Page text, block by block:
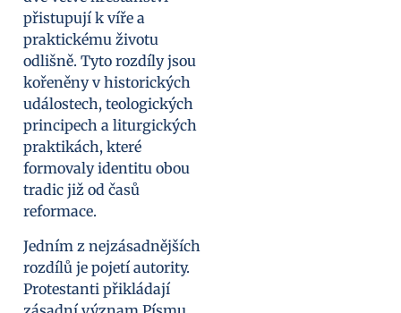
přistupují k víře a
praktickému životu
odlišně. Tyto rozdíly jsou
kořeněny v historických
událostech, teologických
principech a liturgických
praktikách, které
formovaly identitu obou
tradic již od časů
reformace.
Jedním z nejzásadnějších
rozdílů je pojetí autority.
Protestanti přikládají